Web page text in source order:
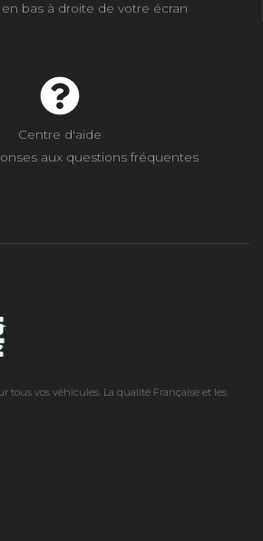
bas à droite de votre écran
Centre d'aide
aux questions fréquentes
tous vos véhicules. La qualité Française et les